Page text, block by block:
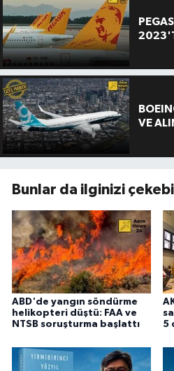
VE
Bunlar da ilginizi
ABD'de yangın söndürme
helikopteri düştü: FAA ve
NTSB soruşturma başlattı
5